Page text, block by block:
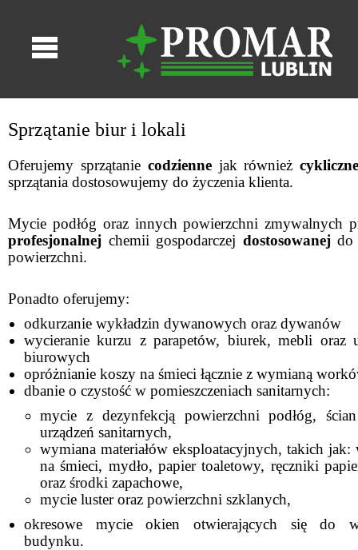
Sprzątanie biur i lokali
Oferujemy sprzątanie codziennejak również
sprzątania dostosowujemy do życzenia klienta.
Mycie podłóg oraz innych powierzchni zmywalnych
profesjonalnej chemii gospodarczej dostosowanej do
powierzchni.
Ponadto oferujemy:
odkurzanie wykładzin dywanowych oraz dywanów
wycieranie kurzu z parapetów, biurek, mebli oraz
biurowych
opróżnianie koszy na śmieci łącznie z wymianą
dbanie o czystość w pomieszczeniach sanitarnych:
mycie z dezynfekcją powierzchni podłóg,
urządzeń sanitarnych,
wymiana materiałów eksploatacyjnych, takich
na śmieci, mydło, papier toaletowy, ręczniki
oraz środki zapachowe,
mycie luster oraz powierzchni szklanych,
okresowe mycie okien otwierających się do
budynku.